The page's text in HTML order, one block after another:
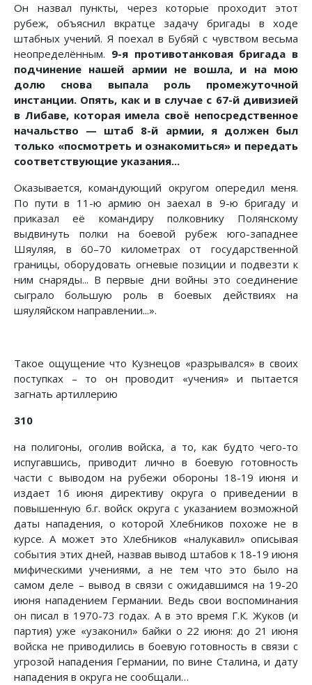
Он назвал пункты, через которые проходит этот
рубеж, объяснил вкратце задачу бригады в ходе
штабных учений. Я поехал в Бубяй с чувством весьма
неопределённым. 9-я противотанковая бригада в
подчинение нашей армии не вошла, и на мою
долю снова выпала роль промежуточной
инстанции. Опять, как и в случае с 67-й дивизией
в Либаве, которая имела своё непосредственное
начальство — штаб 8-й армии, я должен был
только «посмотреть и ознакомиться» и передать
соответствующие указания...
Оказывается, командующий округом опередил меня.
По пути в 11-ю армию он заехал в 9-ю бригаду и
приказал её командиру полковнику Полянскому
выдвинуть полки на боевой рубеж юго-западнее
Шяуляя, в 60–70 километрах от государственной
границы, оборудовать огневые позиции и подвезти к
ним снаряды... В первые дни войны это соединение
сыграло большую роль в боевых действиях на
шяуляйском направлении...».
Такое ощущение что Кузнецов «разрывался» в своих
поступках – то он проводит «учения» и пытается
загнать артиллерию
310
на полигоны, оголив войска, а то, как будто чего-то
испугавшись, приводит лично в боевую готовность
части с выводом на рубежи обороны 18-19 июня и
издает 16 июня директиву округа о приведении в
повышенную б.г. войск округа с указанием возможной
даты нападения, о которой Хлебников похоже не в
курсе. А может это Хлебников «налукавил» описывая
события этих дней, назвав вывод штабов к 18-19 июня
мифическими учениями, а не тем что это было на
самом деле – вывод в связи с ожидавшимся на 19-20
июня нападением Германии. Ведь свои воспоминания
он писал в 1970-73 годах. А в это время Г.К. Жуков (и
партия) уже «узаконил» байки о 22 июня: до 21 июня
войска не приводились в боевую готовность в связи с
угрозой нападения Германии, по вине Сталина, и дату
нападения в округа не сообщали…